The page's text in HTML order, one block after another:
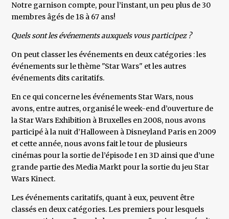
Notre garnison compte, pour l’instant, un peu plus de 30
membres âgés de 18 à 67 ans!
Quels sont les événements auxquels vous participez ?
On peut classer les événements en deux catégories : les
événements sur le thème "Star Wars" et les autres
événements dits caritatifs.
En ce qui concerne les événements Star Wars, nous
avons, entre autres, organisé le week-end d’ouverture de
la Star Wars Exhibition à Bruxelles en 2008, nous avons
participé à la nuit d’Halloween à Disneyland Paris en 2009
et cette année, nous avons fait le tour de plusieurs
cinémas pour la sortie de l’épisode I en 3D ainsi que d’une
grande partie des Media Markt pour la sortie du jeu Star
Wars Kinect.
Les événements caritatifs, quant à eux, peuvent être
classés en deux catégories. Les premiers pour lesquels